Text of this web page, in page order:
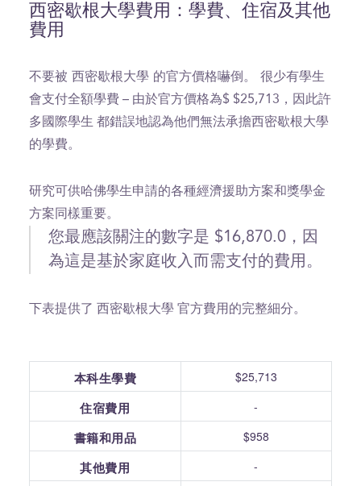
西密歇根大學費用：學費、住宿及其他
費用
不要被 西密歇根大學 的官方價格嚇倒。
很少有學生
會支付全額學費 – 由於官方價格為$ $25,713，因此許
多國際學生 都錯誤地認為他們無法承擔西密歇根大學
的學費。
研究可供哈佛學生申請的各種經濟援助方案和獎學金
方案同樣重要。
您最應該關注的數字是 $16,870.0，因
為這是基於家庭收入而需支付的費用。
下表提供了 西密歇根大學 官方費用的完整細分。
本科生學費 $25,713
住宿費用 -
書籍和用品 $958
其他費用 -